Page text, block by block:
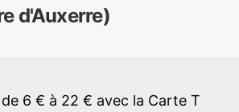
d'Auxerre)
6 € à 22 € avec la Carte T